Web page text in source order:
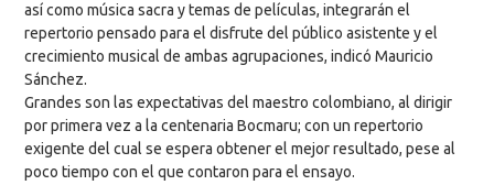
así como música sacra y temas de películas, integrarán el
repertorio pensado para el disfrute del público asistente y el
crecimiento musical de ambas agrupaciones, indicó Mauricio
Sánchez.
Grandes son las expectativas del maestro colombiano, al dirigir
por primera vez a la centenaria Bocmaru; con un repertorio
exigente del cual se espera obtener el mejor resultado, pese al
poco tiempo con el que contaron para el ensayo.